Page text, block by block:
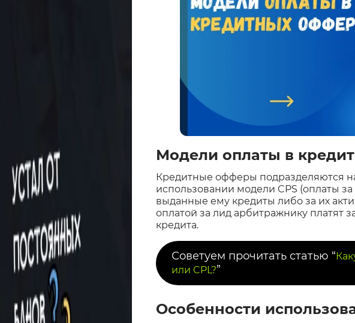
Модели оплаты в
Кредитные офферы подразделяются
использовании модели CPS (оплаты
выданные ему кредиты либо за их
оплатой за лид арбитражнику платят
кредита.
Советуем прочитать статью “
или CPL?”
Особенности